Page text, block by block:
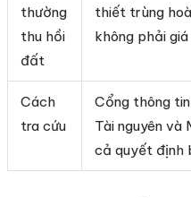
thường
thu hồi
đất
thiết trùng
không phải
Cách
tra cứu
Cổng thông
Tài nguyên và
cả quyết định